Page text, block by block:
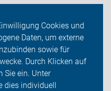
Cookies und
Daten, um externe
sowie für
Durch Klicken auf
Sie ein. Unter
dies individuell